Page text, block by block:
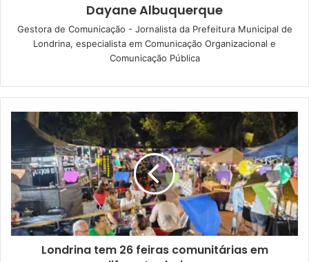
questionamentos da população.
A abertura da audiência foi conduzida pela diretora de
Orçamento da Secretaria Municipal de Planejamento,
Maffato, representando o secretário da pasta, Marcos
Rambalducci. Na sequência, foi vinculado um vídeo sobre
o que é o PPA e sua importância.
Dayane Albuquerque
Gestora de Comunicação - Jornalista da Prefeitura Municipal de
Londrina, especialista em Comunicação Organizacional e
Comunicação Pública
Londrina tem 26 feiras comunitárias em